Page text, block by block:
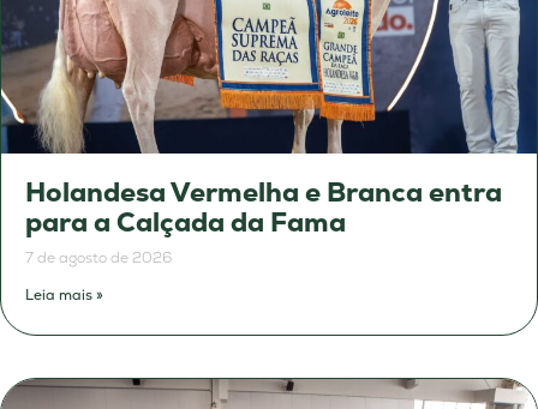
Holandesa Vermelha e Branca entra
para a Calçada da Fama
7 de agosto de 2026
Leia mais »